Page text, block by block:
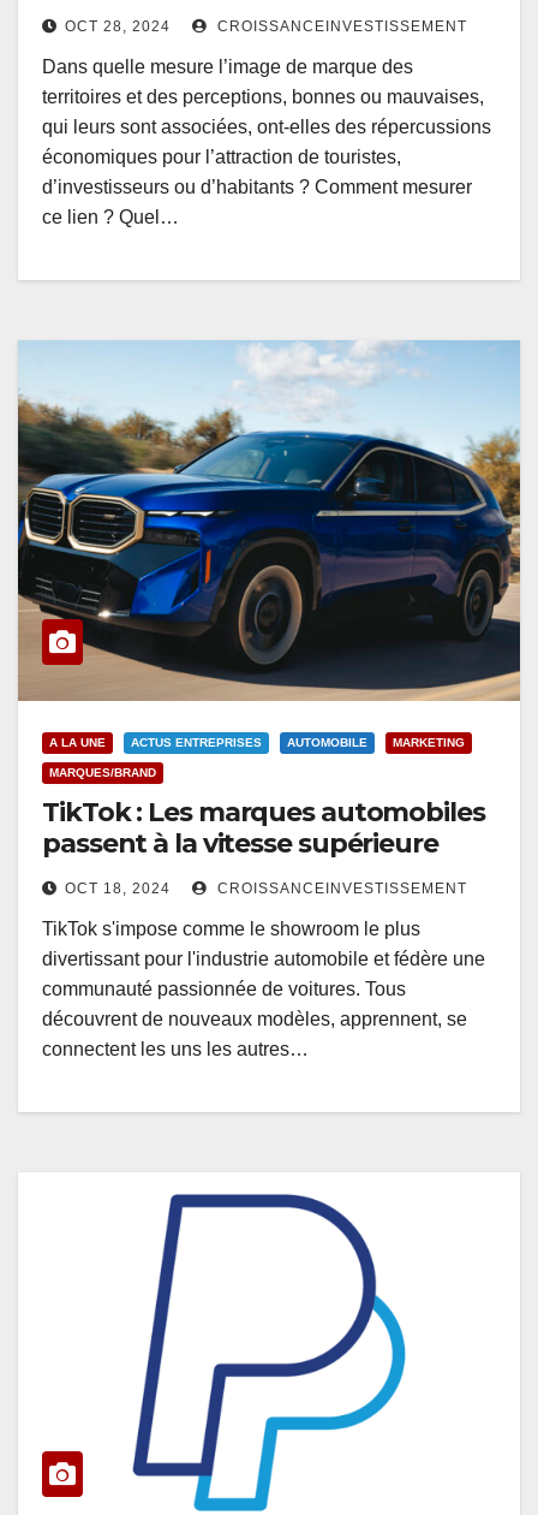
OCT 28, 2024 CROISSANCEINVESTISSEMENT
Dans quelle mesure l’image de marque des
territoires et des perceptions, bonnes ou mauvaises,
qui leurs sont associées, ont-elles des répercussions
économiques pour l’attraction de touristes,
d’investisseurs ou d’habitants ? Comment mesurer
ce lien ? Quel…
A LA UNE ACTUS ENTREPRISES AUTOMOBILE MARKETING
MARQUES/BRAND
TikTok : Les marques automobiles
passent à la vitesse supérieure
OCT 18, 2024 CROISSANCEINVESTISSEMENT
TikTok s'impose comme le showroom le plus
divertissant pour l'industrie automobile et fédère une
communauté passionnée de voitures. Tous
découvrent de nouveaux modèles, apprennent, se
connectent les uns les autres…